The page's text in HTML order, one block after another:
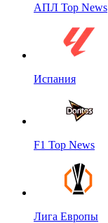
АПЛ Top News
Испания
F1 Top News
Лига Европы